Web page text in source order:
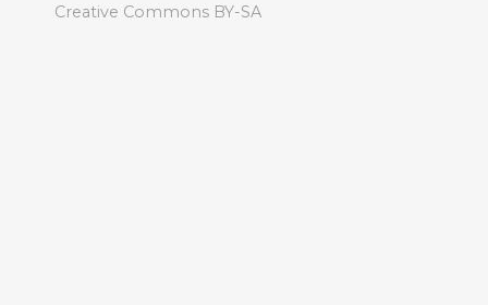
Creative Commons BY-SA